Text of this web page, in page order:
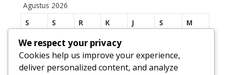
Agustus 2026
S
S R K J S
M
3
4 5 6 8
We respect your privacy
Cookies help us improve your experience,
deliver personalized content, and analyze